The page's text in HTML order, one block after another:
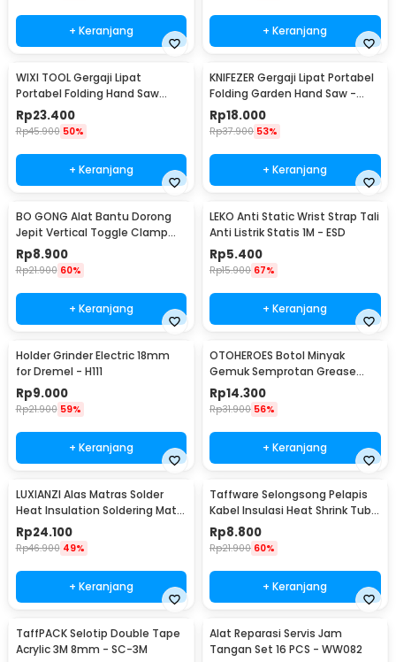
+ Keranjang + Keranjang
WIXI TOOL Gergaji Lipat
Portabel Folding Hand Saw
39cm - JSZ-002
Rp23.400
Rp45.900 50%
+ Keranjang
KNIFEZER Gergaji Lipat Portabel
Folding Garden Hand Saw -
LA145
Rp18.000
Rp37.900 53%
+ Keranjang
BO GONG Alat Bantu Dorong
Jepit Vertical Toggle Clamp
Hold Down Handle - GH-13009
Rp8.900
Rp21.900 60%
+ Keranjang
LEKO Anti Static Wrist Strap Tali
Anti Listrik Statis 1M - ESD
Rp5.400
Rp15.900 67%
+ Keranjang
Holder Grinder Electric 18mm
for Dremel - H111
Rp9.000
Rp21.900 59%
+ Keranjang
OTOHEROES Botol Minyak
Gemuk Semprotan Grease
Gun 250ml - Q001
Rp14.300
Rp31.900 56%
+ Keranjang
LUXIANZI Alas Matras Solder
Heat Insulation Soldering Mat
340x230mm - S-120B
Rp24.100
Rp46.900 49%
+ Keranjang
Taffware Selongsong Pelapis
Kabel Insulasi Heat Shrink Tube
127 PCS - RSG-AHZ
Rp8.800
Rp21.900 60%
+ Keranjang
TaffPACK Selotip Double Tape
Acrylic 3M 8mm - SC-3M
Alat Reparasi Servis Jam
Tangan Set 16 PCS - WW082